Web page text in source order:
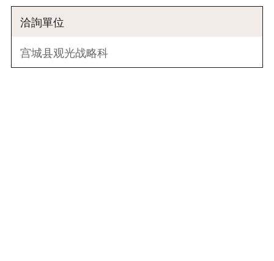
洽詢單位
宫城县观光战略科